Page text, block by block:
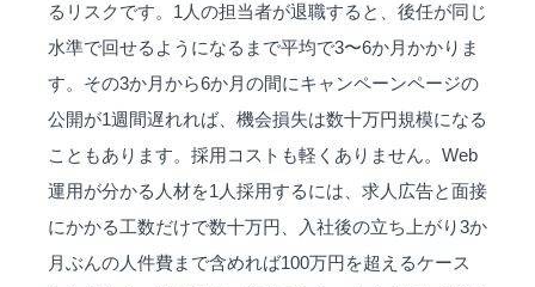
るリスクです。1人の担当者が退職すると、後任が同じ
水準で回せるようになるまで平均で3〜6か月かかりま
す。その3か月から6か月の間にキャンペーンページの
公開が1週間遅れれば、機会損失は数十万円規模になる
こともあります。採用コストも軽くありません。Web
運用が分かる 人材を1人採用するには、求人広告と面接
にかかる工数だけで数十万円、入社後の立ち上がり3か
月ぶんの人件費まで含めれば100万円を超えるケース